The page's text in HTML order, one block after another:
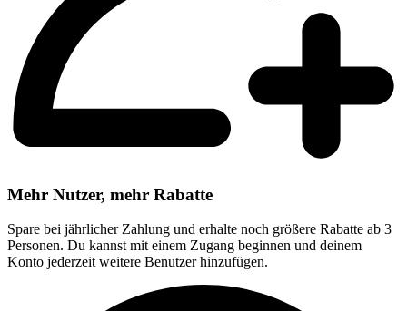
Mehr Nutzer, mehr Rabatte
Spare bei jährlicher Zahlung und erhalte noch größere Rabatte ab 3
Personen. Du kannst mit einem Zugang beginnen und deinem
Konto jederzeit weitere Benutzer hinzufügen.